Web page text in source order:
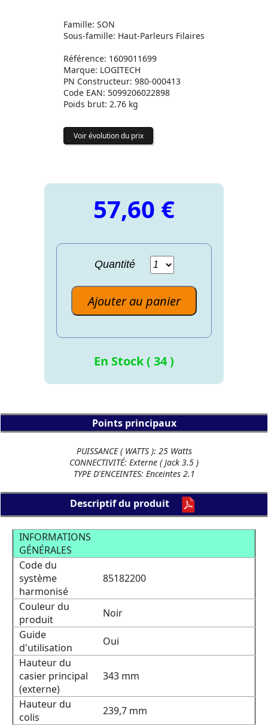
Famille: SON
Sous-famille: Haut-Parleurs Filaires
Référence: 1609011699
Marque: LOGITECH
PN Constructeur: 980-000413
Code EAN: 5099206022898
Poids brut: 2.76 kg
Voir évolution du prix
57,60 €
Quantité
Ajouter au panier
En Stock ( 34 )
Points principaux
PUISSANCE ( WATTS ): 25 Watts
CONNECTIVITÉ: Externe ( Jack 3.5 )
TYPE D'ENCEINTES: Enceintes 2.1
Descriptif du produit
INFORMATIONS
GÉNÉRALES
Code du
système
harmonisé
85182200
Couleur du
produit
Noir
Guide
d'utilisation
Oui
Hauteur du
casier principal
(externe)
343 mm
Hauteur du
colis
239,7 mm